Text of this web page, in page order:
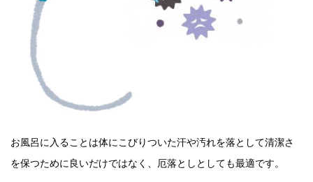
お風呂に入ることは体にこびりついた汗や汚れを落として清潔さ
を保つために良いだけではなく、厄落としとしても最適です。